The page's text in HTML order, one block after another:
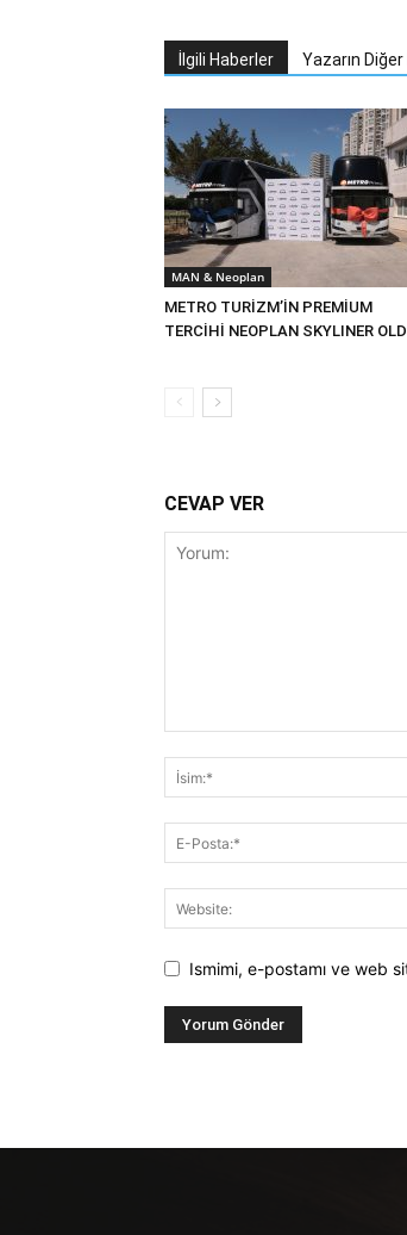
İlgili Haberler Yazarın
MAN & Neoplan
METRO TURİZM’İN PREMİUM
TERCİHİ NEOPLAN SKYLINER
CEVAP VER
Ismimi, e-postamı ve web